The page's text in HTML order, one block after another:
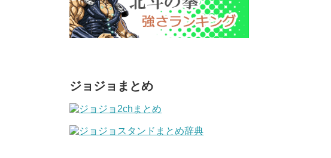
ジョジョまとめ